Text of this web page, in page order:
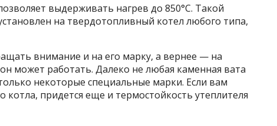
выдерживать нагрев до 850°C. Такой
на твердотопливный котел любого типа,
внимание и на его марку, а вернее — на
может работать. Далеко не любая каменная вата
некоторые специальные марки. Если вам
придется еще и термостойкость утеплителя